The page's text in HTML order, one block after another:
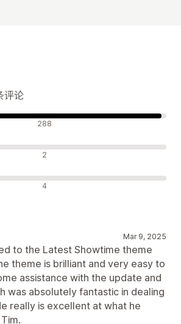
评论
288
2
4
Mar 9, 2025
to the Latest Showtime theme
theme is brilliant and very easy to
assistance with the update and
was absolutely fantastic in dealing
really is excellent at what he